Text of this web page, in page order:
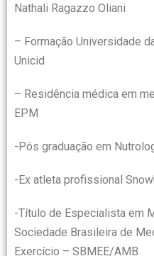
Nathali Ragazzo Oliani
– Formação Universidade
Unicid
– Residência médica em
EPM
-Pós graduação em
-Ex atleta profissional
-Título de Especialista em
Sociedade Brasileira de
Exercício – SBMEE/AMB